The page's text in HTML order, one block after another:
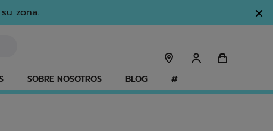
zona.
SOBRE NOSOTROS BLOG #